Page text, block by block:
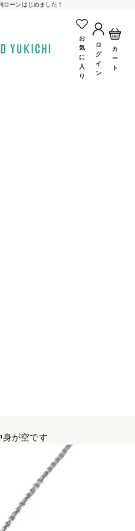
ーンはじめました！
お
気
に
入
り
アカウン
ロ
グ
イ
ン
カー
カ
ー
ト
身が空です